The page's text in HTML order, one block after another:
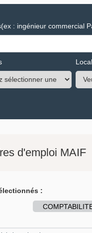
(ex : ingénieur commercial
d'emploi MAIF
: